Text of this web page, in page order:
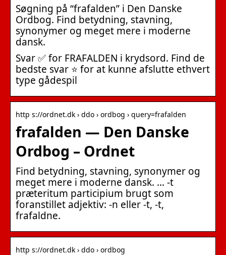
Søgning på “frafalden” i Den Danske
Ordbog. Find betydning, stavning,
synonymer og meget mere i moderne
dansk.
Svar ✅ for FRAFALDEN i krydsord. Find de
bedste svar ⭐ for at kunne afslutte ethvert
type gådespil
http s://ordnet.dk › ddo › ordbog › query=frafalden
frafalden — Den Danske
Ordbog – Ordnet
Find betydning, stavning, synonymer og
meget mere i moderne dansk. … -t
præteritum participium brugt som
foranstillet adjektiv: -n eller -t, -t,
frafaldne.
http s://ordnet.dk › ddo › ordbog